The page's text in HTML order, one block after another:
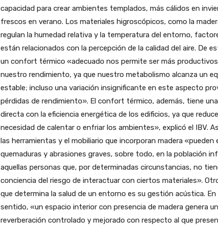
capacidad para crear ambientes templados, más cálidos en
frescos en verano. Los materiales higroscópicos, como la
regulan la humedad relativa y la temperatura del entorno,
están relacionados con la percepción de la calidad del aire. De
un confort térmico «adecuado nos permite ser más
nuestro rendimiento, ya que nuestro metabolismo alcanza un
estable; incluso una variación insignificante en este aspecto
pérdidas de rendimiento». El confort térmico, además, tiene
directa con la eficiencia energética de los edificios, ya que
necesidad de calentar o enfriar los ambientes», explicó el IBV.
las herramientas y el mobiliario que incorporan madera «pueden
quemaduras y abrasiones graves, sobre todo, en la población
aquellas personas que, por determinadas circunstancias, no
conciencia del riesgo de interactuar con ciertos materiales».
que determina la salud de un entorno es su gestión acústica. En
sentido, «un espacio interior con presencia de madera genera
reverberación controlado y mejorado con respecto al que